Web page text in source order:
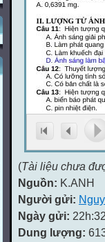
(Tài liệu chưa
Nguồn: K.ANH
Người gửi:
Ngày gửi:
Dung lượng: